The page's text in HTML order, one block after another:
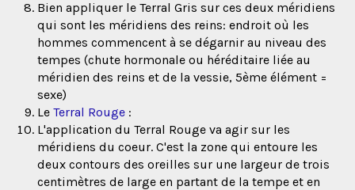
Bien appliquer le Terral Gris sur ces deux méridiens
qui sont les méridiens des reins: endroit où les
hommes commencent à se dégarnir au niveau des
tempes (chute hormonale ou héréditaire liée au
méridien des reins et de la vessie, 5ème élément =
sexe)
Le Terral Rouge :
L'application du Terral Rouge va agir sur les
méridiens du coeur. C'est la zone qui entoure les
deux contours des oreilles sur une largeur de trois
centimètres de large en partant de la tempe et en